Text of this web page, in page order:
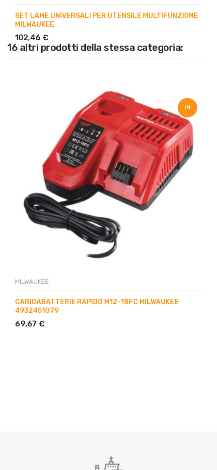
SET LAME UNIVERSALI PER UTENSILE MULTIFUNZIONE
MILWAUKEE
102,46 €
16 altri prodotti della stessa categoria:
IN
SALDO!
MILWAUKEE
CARICABATTERIE RAPIDO M12-18FC MILWAUKEE
4932451079
69,67 €